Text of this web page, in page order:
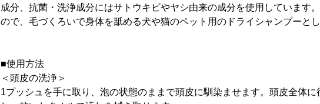
成分、抗菌・洗浄成分にはサトウキビやヤシ由来の成分を使用しています
ので、毛づくろいで身体を舐める犬や猫のペット用のドライシャンプーと
■使用方法
＜頭皮の洗浄＞
1プッシュを手に取り、泡の状態のままで頭皮に馴染ませます。頭皮全体に